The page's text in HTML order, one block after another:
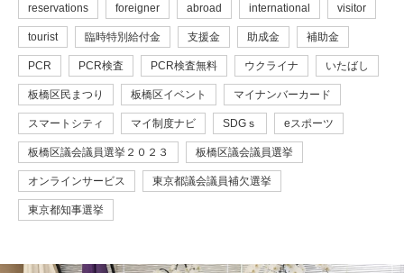
reservations foreigner abroad international visitor
tourist 臨時特別給付金 支援金 助成金 補助金
PCR PCR検査 PCR検査無料 ウクライナ いたばし
板橋区民まつり 板橋区イベント マイナンバーカード
スマートシティ マイ制度ナビ SDGｓ eスポーツ
板橋区議会議員選挙２０２３ 板橋区議会議員選挙
オンラインサービス 東京都議会議員補欠選挙
東京都知事選挙